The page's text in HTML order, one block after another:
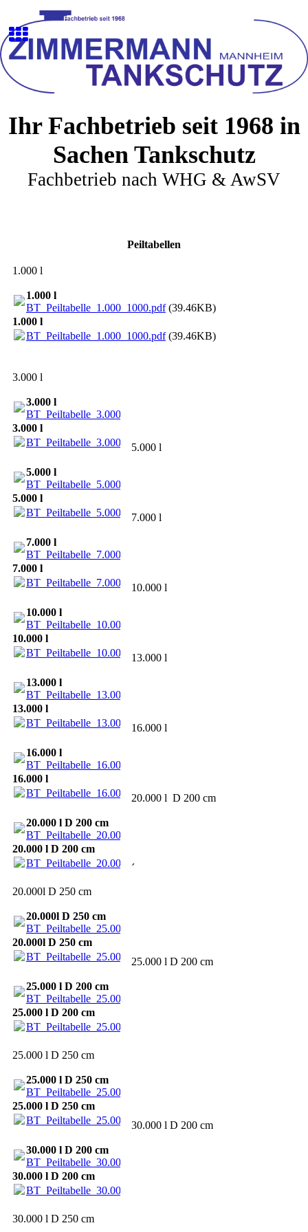
Ihr Fachbetrieb seit 1968 in
Sachen Tankschutz
Fachbetrieb nach WHG & AwSV
Peiltabellen
1.000 l
1.000 l
BT_Peiltabelle_1.000_1000.pdf(39.46KB)
1.000 l
BT_Peiltabelle_1.000_1000.pdf(39.46KB)
3.000 l
3.000 l
BT_Peiltabelle_3.000_1250.pdf
3.000 l
BT_Peiltabelle_3.000_1250.pdf
5.000 l
5.000 l
BT_Peiltabelle_5.000_1600.pdf
5.000 l
BT_Peiltabelle_5.000_1600.pdf
7.000 l
7.000 l
BT_Peiltabelle_7.000_1600.pdf
7.000 l
BT_Peiltabelle_7.000_1600.pdf(46.38KB)
10.000 l
10.000 l
BT_Peiltabelle_10.000_1600.pdf
10.000 l
BT_Peiltabelle_10.000_1600.pdf
13.000 l
13.000 l
BT_Peiltabelle_13.000_1600.pdf
13.000 l
BT_Peiltabelle_13.000_1600.pdf
16.000 l
16.000 l
BT_Peiltabelle_16.000_1600.pdf
16.000 l
BT_Peiltabelle_16.000_1600.pdf (45.96KB)
20.000 l D 200 cm
20.000 l D 200 cm
BT_Peiltabelle_20.000_2000.pdf
20.000 l D 200 cm
BT_Peiltabelle_20.000_2000.pdf
´
20.000l D 250 cm
20.000l D 250 cm
BT_Peiltabelle_25.000_2500.pdf
20.000l D 250 cm
BT_Peiltabelle_25.000_2500.pdf(52.01KB)
25.000 l D 200 cm
25.000 l D 200 cm
BT_Peiltabelle_25.000_2000.pdf
25.000 l D 200 cm
BT_Peiltabelle_25.000_2000.pdf
25.000 l D 250 cm
25.000 l D 250 cm
BT_Peiltabelle_25.000_2500.pdf
25.000 l D 250 cm
BT_Peiltabelle_25.000_2500.pdf(52.01KB)
30.000 l D 200 cm
30.000 l D 200 cm
BT_Peiltabelle_30.000_2000.pdf
30.000 l D 200 cm
BT_Peiltabelle_30.000_2000.pdf
30.000 l D 250 cm